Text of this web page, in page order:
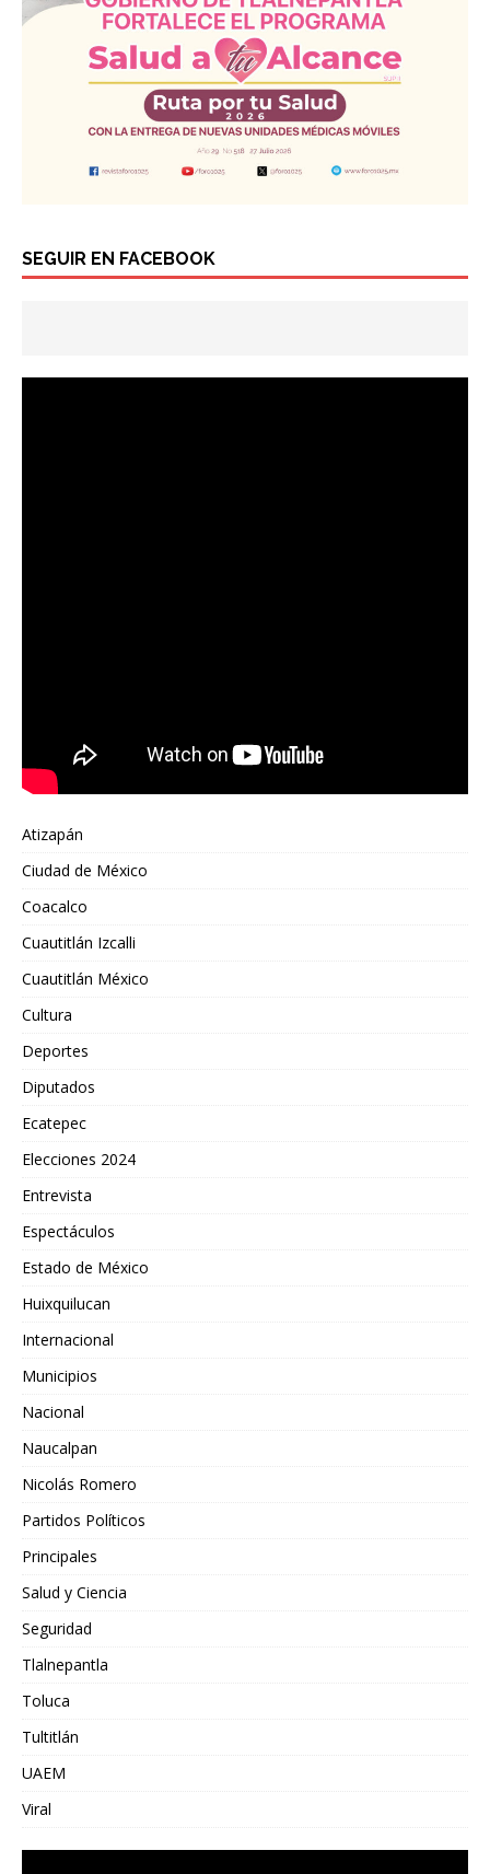
SEGUIR EN FACEBOOK
Atizapán
Ciudad de México
Coacalco
Cuautitlán Izcalli
Cuautitlán México
Cultura
Deportes
Diputados
Ecatepec
Elecciones 2024
Entrevista
Espectáculos
Estado de México
Huixquilucan
Internacional
Municipios
Nacional
Naucalpan
Nicolás Romero
Partidos Políticos
Principales
Salud y Ciencia
Seguridad
Tlalnepantla
Toluca
Tultitlán
UAEM
Viral